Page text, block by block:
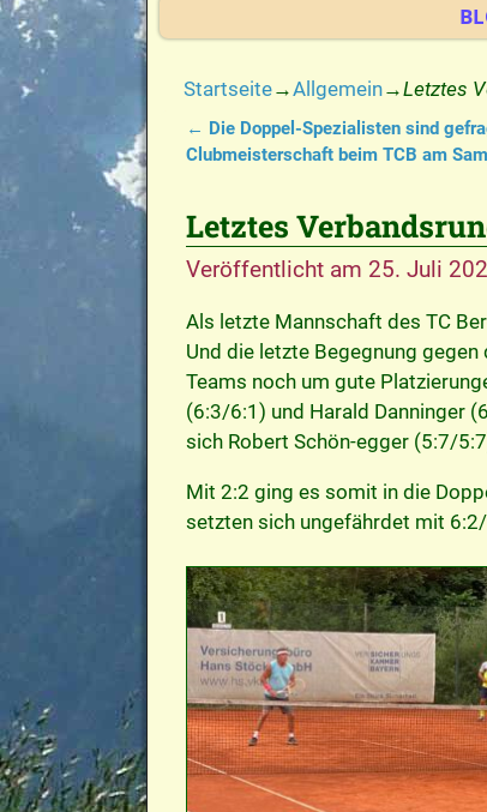
Startseite→Allgemein→Letztes
Artikelnavigation
← Die Doppel-Spezialisten sind
Clubmeisterschaft beim TCB am
Letztes
Veröffentlicht am 25. Juli
Als letzte Mannschaft des TC
Und die letzte Begegnung
Teams noch um gute
(6:3/6:1) und Harald Danninger
sich Robert Schön-egger (5:7/
Mit 2:2 ging es somit in die
setzten sich ungefährdet mit